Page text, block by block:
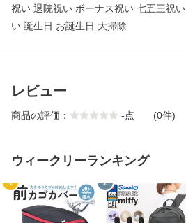
祝い 退院祝い ボーナス祝い 七五三祝
い 誕生日 お誕生日 大掃除
レビュー
商品の評価： -点 (0件)
ウィークリーランキング
1 2